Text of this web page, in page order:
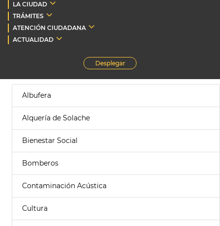
LA CIUDAD
TRÁMITES
ATENCIÓN CIUDADANA
ACTUALIDAD
Desplegar
Albufera
Alquería de Solache
Bienestar Social
Bomberos
Contaminación Acústica
Cultura